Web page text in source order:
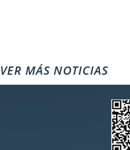
VER MÁS NOTICIAS